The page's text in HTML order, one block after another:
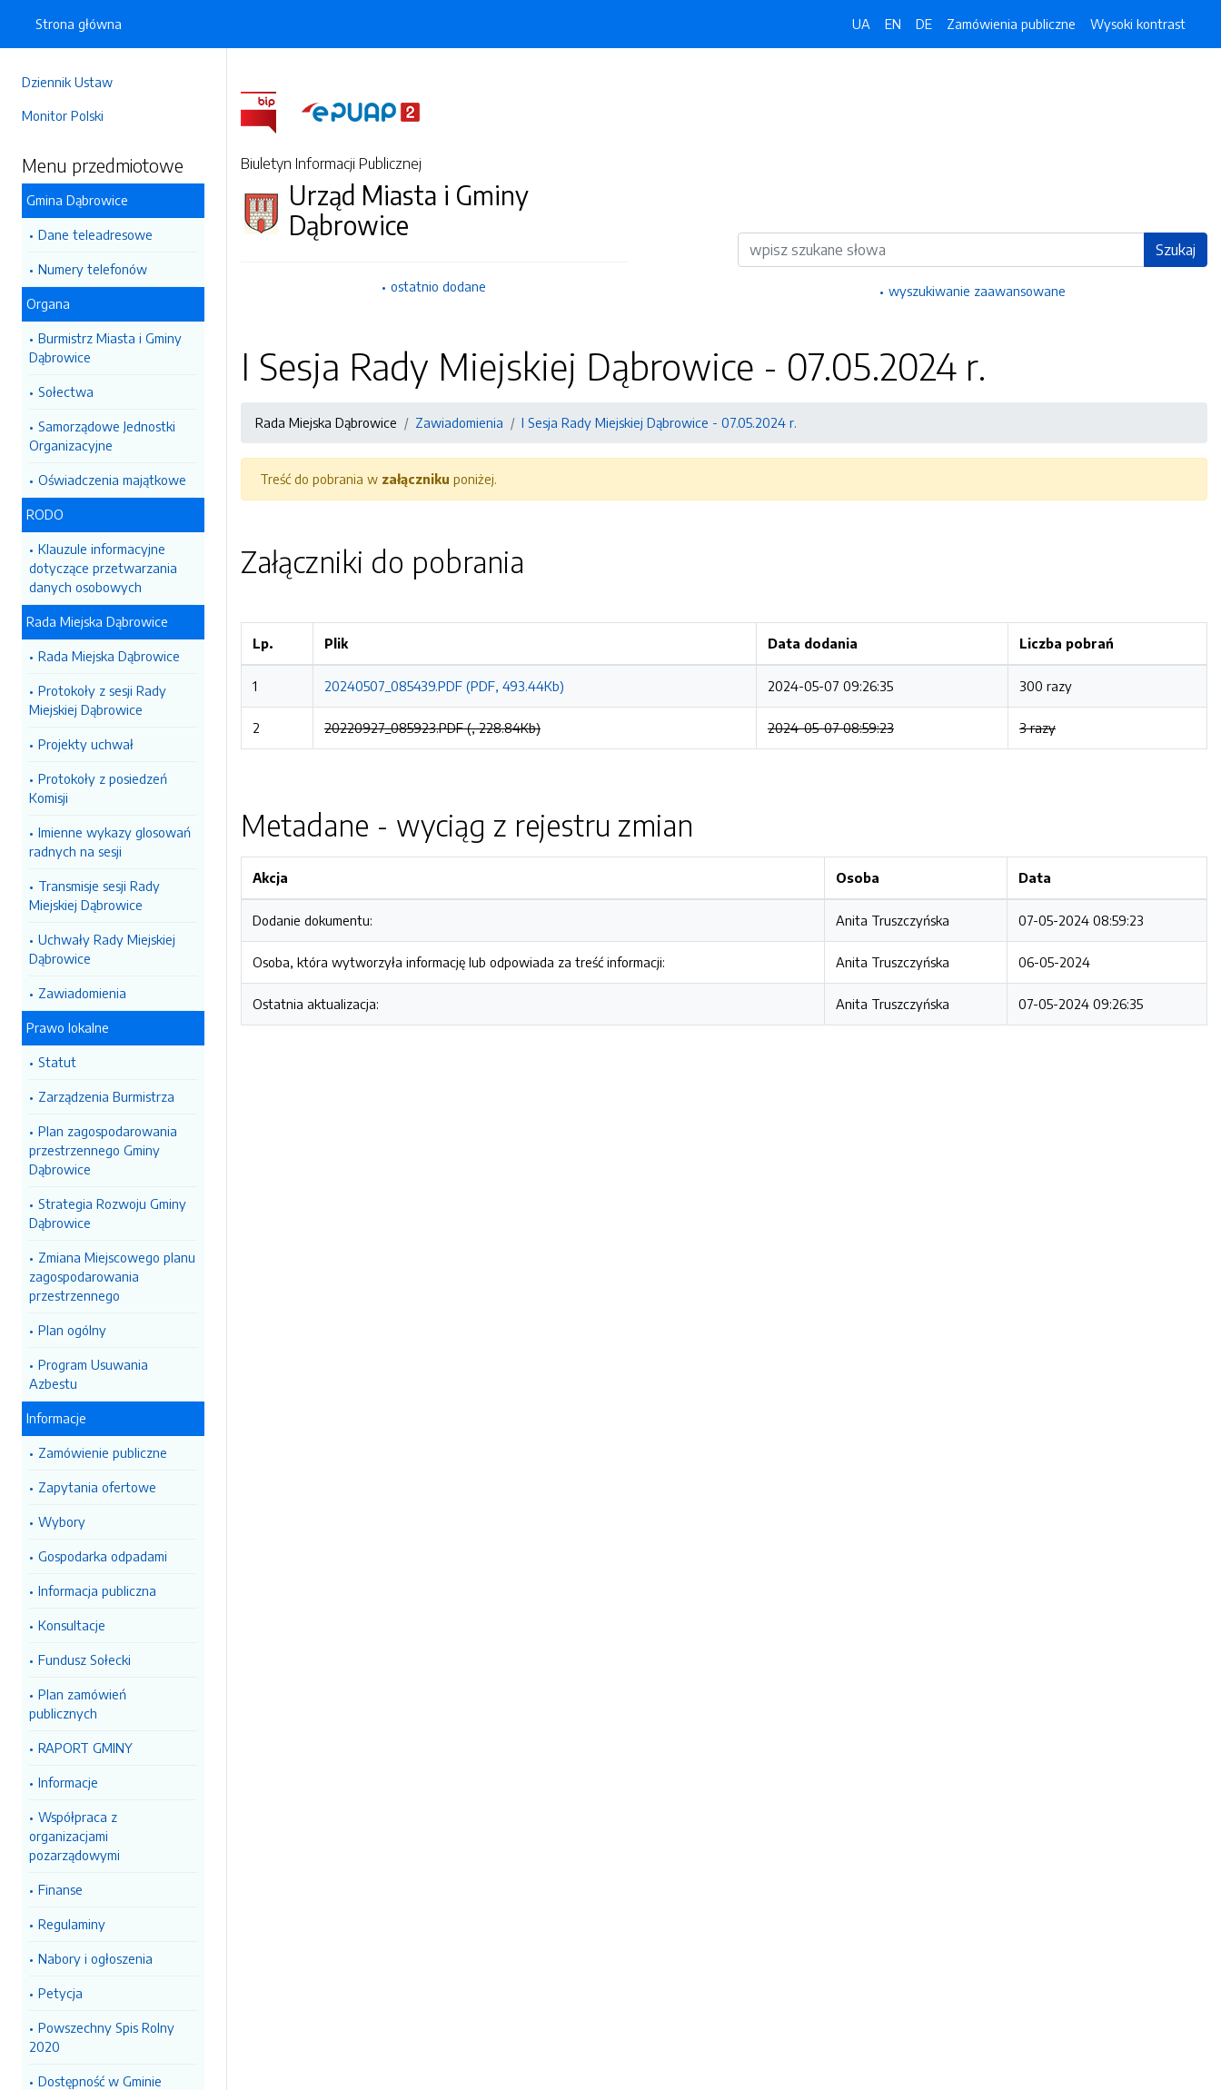
Dziennik Ustaw
Monitor Polski
Menu przedmiotowe
Gmina Dąbrowice
Dane teleadresowe
Numery telefonów
Organa
Burmistrz Miasta i Gminy
Dąbrowice
Sołectwa
Samorządowe Jednostki
Organizacyjne
Oświadczenia majątkowe
RODO
Klauzule informacyjne
dotyczące przetwarzania
danych osobowych
Rada Miejska Dąbrowice
Rada Miejska Dąbrowice
Protokoły z sesji Rady
Miejskiej Dąbrowice
Projekty uchwał
Protokoły z posiedzeń
Komisji
Imienne wykazy glosowań
radnych na sesji
Transmisje sesji Rady
Miejskiej Dąbrowice
Uchwały Rady Miejskiej
Dąbrowice
Zawiadomienia
Prawo lokalne
Statut
Zarządzenia Burmistrza
Plan zagospodarowania
przestrzennego Gminy
Dąbrowice
Strategia Rozwoju Gminy
Dąbrowice
Zmiana Miejscowego planu
zagospodarowania
przestrzennego
Plan ogólny
Program Usuwania
Azbestu
Informacje
Zamówienie publiczne
Zapytania ofertowe
Wybory
Gospodarka odpadami
Informacja publiczna
Konsultacje
Fundusz Sołecki
Plan zamówień
publicznych
RAPORT GMINY
Informacje
Współpraca z
organizacjami
pozarządowymi
Finanse
Regulaminy
Nabory i ogłoszenia
Petycja
Powszechny Spis Rolny
2020
Dostępność w Gminie
Strona główna UA EN DE Zamówienia publiczne Wysoki kontrast
Biuletyn Informacji Publicznej
Urząd Miasta i Gminy
Dąbrowice
ostatnio dodane
Wyszukiwarka Szukaj
wyszukiwanie zaawansowane
I Sesja Rady Miejskiej Dąbrowice - 07.05.2024 r.
Rada Miejska Dąbrowice Zawiadomienia I Sesja Rady Miejskiej Dąbrowice - 07.05.2024 r.
Treść do pobrania w załączniku poniżej.
Załączniki do pobrania
Lp. Plik Data dodania Liczba pobrań
1 20240507_085439.PDF (PDF, 493.44Kb) 2024-05-07 09:26:35 300 razy
2 20220927_085923.PDF (, 228.84Kb) 2024-05-07 08:59:23 3 razy
Metadane - wyciąg z rejestru zmian
Akcja Osoba Data
Dodanie dokumentu: Anita Truszczyńska 07-05-2024 08:59:23
Osoba, która wytworzyła informację lub odpowiada za treść informacji: Anita Truszczyńska 06-05-2024
Ostatnia aktualizacja: Anita Truszczyńska 07-05-2024 09:26:35